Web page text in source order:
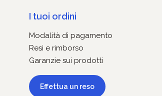
I tuoi ordini
Modalità di pagamento
Resi e rimborso
Garanzie sui prodotti
Effettua un reso